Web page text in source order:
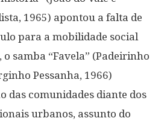
1965) apontou a falta de
para a mobilidade social
o samba “Favela” (Padeirinho
Pessanha, 1966)
das comunidades diante dos
urbanos, assunto do